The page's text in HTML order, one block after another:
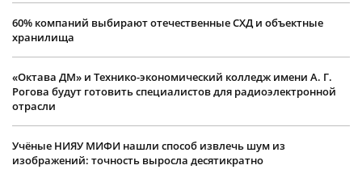
60% компаний выбирают отечественные СХД и объектные
хранилища
«Октава ДМ» и Технико-экономический колледж имени А. Г.
Рогова будут готовить специалистов для радиоэлектронной
отрасли
Учëные НИЯУ МИФИ нашли способ извлечь шум из
изображений: точность выросла десятикратно